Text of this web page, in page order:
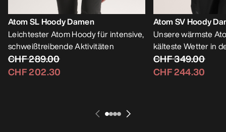
Atom SL Hoody Damen
Leichtester Atom Hoody für intensive,
schweißtreibende Aktivitäten
CHF 289.00
CHF 202.30
Atom SV Hoody
Unsere wärmste
kälteste Wetter in
CHF 349.00
CHF 244.30